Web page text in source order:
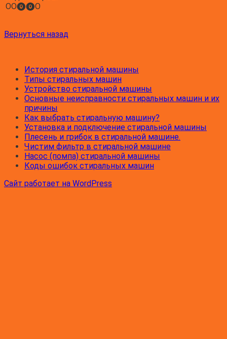
ОО⓿⓿О
Вернуться назад
История стиральной машины
Типы стиральных машин
Устройство стиральной машины
Основные неисправности стиральных машин и их
причины
Как выбрать стиральную машину?
Установка и подключение стиральной машины
Плесень и грибок в стиральной машине.
Чистим фильтр в стиральной машине
Насос (помпа) стиральной машины
Коды ошибок стиральных машин
Сайт работает на WordPress